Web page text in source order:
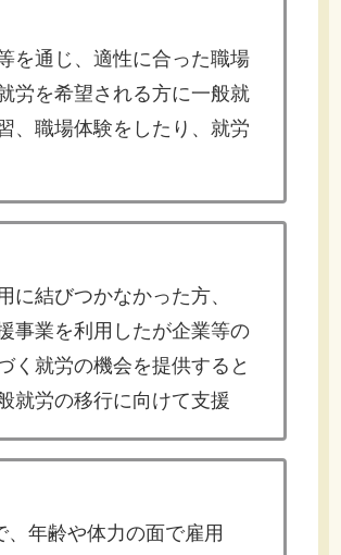
通じ、適性に合った職場
を希望される方に一般就
職場体験をしたり、就労
結びつかなかった方、
業を利用したが企業等の
就労の機会を提供すると
労の移行に向けて支援
年齢や体力の面で雇用